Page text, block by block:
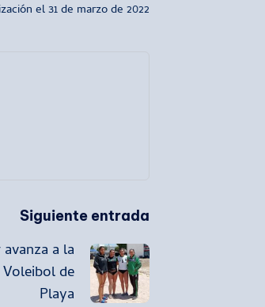
el 31 de marzo de 2022
Siguiente entrada
a la
de
Playa